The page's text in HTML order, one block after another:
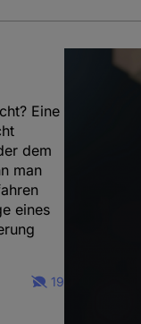
Eine
dem
man
eines
19